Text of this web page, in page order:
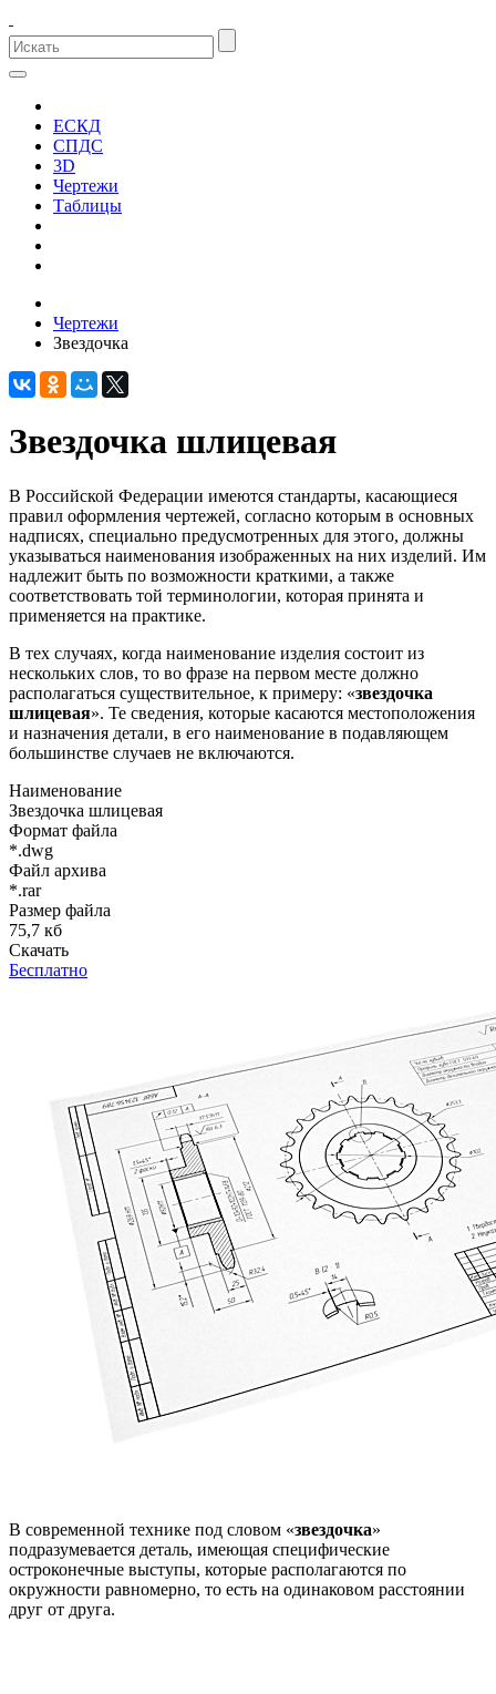
ЕСКД
СПДС
3D
Чертежи
Таблицы
Чертежи
Звездочка
Звездочка шлицевая
В Российской Федерации имеются стандарты, касающиеся
правил оформления чертежей, согласно которым в основных
надписях, специально предусмотренных для этого, должны
указываться наименования изображенных на них изделий. Им
надлежит быть по возможности краткими, а также
соответствовать той терминологии, которая принята и
применяется на практике.
В тех случаях, когда наименование изделия состоит из
нескольких слов, то во фразе на первом месте должно
располагаться существительное, к примеру: «звездочка
шлицевая». Те сведения, которые касаются местоположения
и назначения детали, в его наименование в подавляющем
большинстве случаев не включаются.
Наименование
Звездочка шлицевая
Формат файла
*.dwg
Файл архива
*.rar
Размер файла
75,7 кб
Скачать
Бесплатно
В современной технике под словом «звездочка»
подразумевается деталь, имеющая специфические
остроконечные выступы, которые располагаются по
окружности равномерно, то есть на одинаковом расстоянии
друг от друга.